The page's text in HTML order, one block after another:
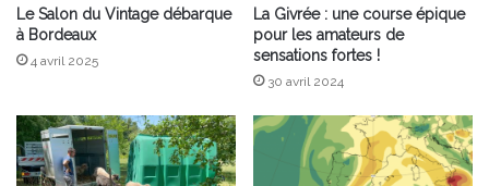
Le Salon du Vintage débarque
à Bordeaux
4 avril 2025
La Givrée : une course épique
pour les amateurs de
sensations fortes !
30 avril 2024